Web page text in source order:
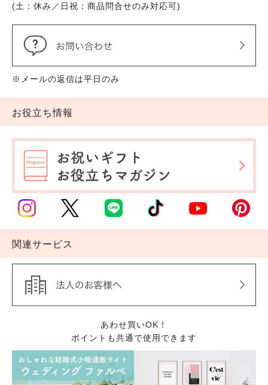
(土：休み／日祝：商品問合せのみ対応可)
※メールの返信は平日のみ
お役立ち情報
関連サービス
あわせ買いOK！
ポイントも共通で使用できます